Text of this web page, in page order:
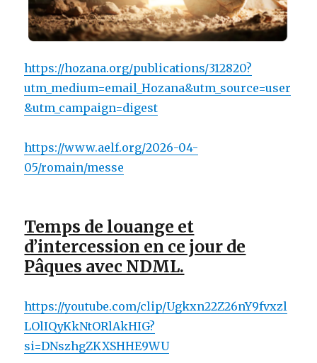
https://hozana.org/publications/312820?
utm_medium=email_Hozana&utm_source=user
&utm_campaign=digest
https://www.aelf.org/2026-04-
05/romain/messe
Temps de louange et
d’intercession en ce jour de
Pâques avec NDML.
https://youtube.com/clip/Ugkxn22Z26nY9fvxzl
LOlIQyKkNtORlAkHIG?
si=DNszhgZKXSHHE9WU